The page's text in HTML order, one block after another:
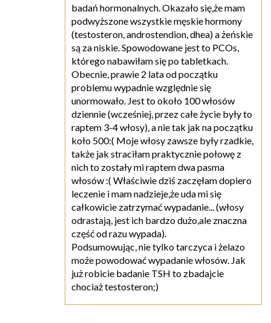
badań hormonalnych. Okazało się,że mam
podwyższone wszystkie męskie hormony
(testosteron, androstendion, dhea) a żeńskie
są za niskie. Spowodowane jest to PCOs,
którego nabawiłam się po tabletkach.
Obecnie, prawie 2 lata od początku
problemu wypadnie względnie się
unormowało. Jest to około 100 włosów
dziennie (wcześniej, przez całe życie były to
raptem 3-4 włosy), a nie tak jak na początku
koło 500:( Moje włosy zawsze były rzadkie,
także jak straciłam praktycznie połowę z
nich to zostały mi raptem dwa pasma
włosów :( Właściwie dziś zaczęłam dopiero
leczenie i mam nadzieje,że uda mi się
całkowicie zatrzymać wypadanie... (włosy
odrastają, jest ich bardzo dużo,ale znaczna
część od razu wypada).
Podsumowując, nie tylko tarczyca i żelazo
może powodować wypadanie włosów. Jak
już robicie badanie TSH to zbadajcie
chociaż testosteron;)